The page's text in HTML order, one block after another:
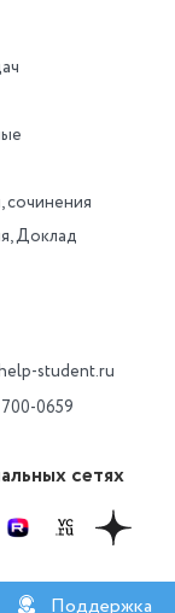
сочинения
Доклад
student.ru
0659
сетях
Поддержка